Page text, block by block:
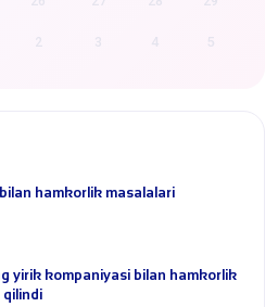
3 4 5
hamkorlik masalalari
yirik kompaniyasi bilan hamkorlik
qilindi